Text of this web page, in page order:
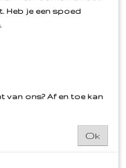
Heb je een spoed
van ons? Af en toe kan
Ok